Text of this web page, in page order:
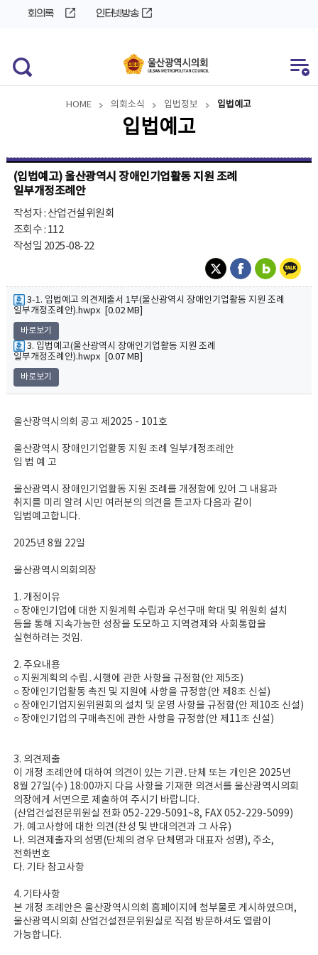
회의록 인터넷방송
HOME 의회소식 입법정보 입법예고
입법예고
(입법예고) 울산광역시 장애인기업활동 지원 조례
일부개정조례안
작성자 : 산업건설위원회
조회수 : 112
작성일 2025-08-22
3-1. 입법예고 의견제출서 1부(울산광역시 장애인기업활동 지원 조례
일부개정조례안).hwpx [0.02 MB]
바로보기
3. 입법예고(울산광역시 장애인기업활동 지원 조례
일부개정조례안).hwpx [0.07 MB]
바로보기
울산광역시의회 공고 제2025 - 101호
울산광역시 장애인기업활동 지원 조례 일부개정조례안
입 법 예 고
울산광역시 장애인기업활동 지원 조례를 개정함에 있어 그 내용과
취지를 미리 알려 시민 여러분의 의견을 듣고자 다음과 같이
입법예고합니다.
2025년 8월 22일
울산광역시의회의장
1. 개정이유
○ 장애인기업에 대한 지원계획 수립과 우선구매 확대 및 위원회 설치
등을 통해 지속가능한 성장을 도모하고 지역경제와 사회통합을
실현하려는 것임.
2. 주요내용
○ 지원계획의 수립․시행에 관한 사항을 규정함(안 제5조)
○ 장애인기업활동 촉진 및 지원에 사항을 규정함(안 제8조 신설)
○ 장애인기업지원위원회의 설치 및 운영 사항을 규정함(안 제10조 신설)
○ 장애인기업의 구매촉진에 관한 사항을 규정함(안 제11조 신설)
3. 의견제출
이 개정 조례안에 대하여 의견이 있는 기관․단체 또는 개인은 2025년
8월 27일(수) 18:00까지 다음 사항을 기재한 의견서를 울산광역시의회
의장에게 서면으로 제출하여 주시기 바랍니다.
(산업건설전문위원실 전화 052-229-5091~8, FAX 052-229-5099)
가. 예고사항에 대한 의견(찬성 및 반대의견과 그 사유)
나. 의견제출자의 성명(단체의 경우 단체명과 대표자 성명), 주소,
전화번호
다. 기타 참고사항
4. 기타사항
본 개정 조례안은 울산광역시의회 홈페이지에 첨부물로 게시하였으며,
울산광역시의회 산업건설전문위원실로 직접 방문하셔도 열람이
가능합니다.